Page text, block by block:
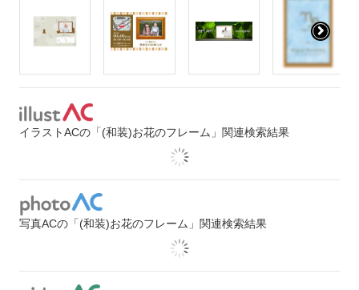
イラストACの「(和装)お花のフレーム」関連検索結果
写真ACの「(和装)お花のフレーム」関連検索結果